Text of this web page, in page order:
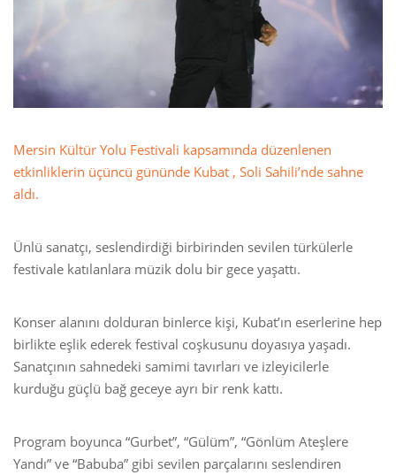
Mersin Kültür Yolu Festivali kapsamında düzenlenen
etkinliklerin üçüncü gününde Kubat , Soli Sahili’nde sahne
aldı.
Ünlü sanatçı, seslendirdiği birbirinden sevilen türkülerle
festivale katılanlara müzik dolu bir gece yaşattı.
Konser alanını dolduran binlerce kişi, Kubat’ın eserlerine hep
birlikte eşlik ederek festival coşkusunu doyasıya yaşadı.
Sanatçının sahnedeki samimi tavırları ve izleyicilerle
kurduğu güçlü bağ geceye ayrı bir renk kattı.
Program boyunca “Gurbet”, “Gülüm”, “Gönlüm Ateşlere
Yandı” ve “Babuba” gibi sevilen parçalarını seslendiren